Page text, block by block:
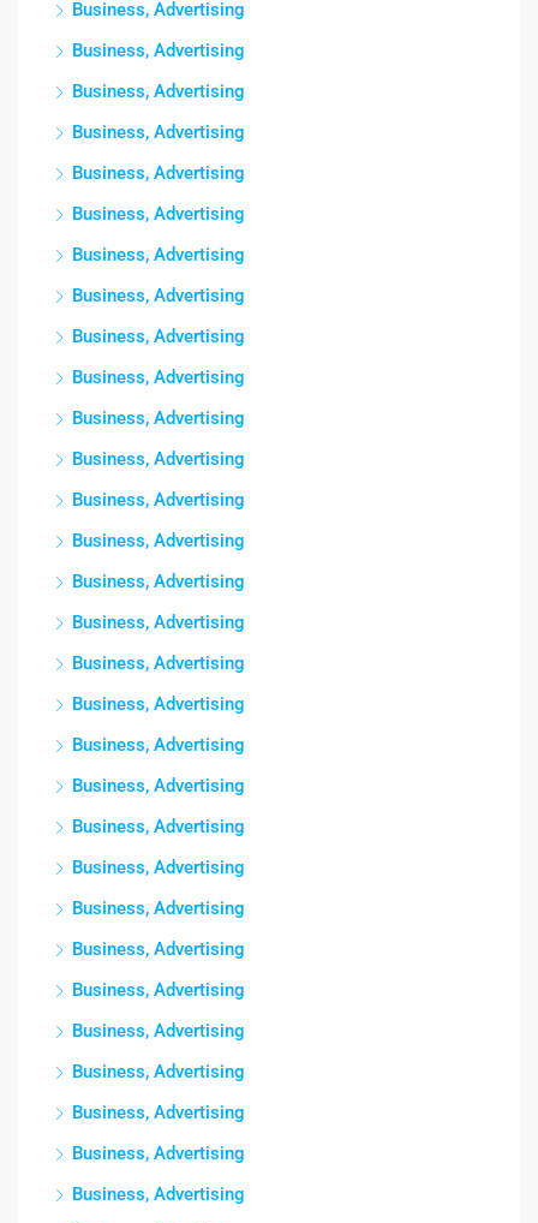
Business, Advertising
Business, Advertising
Business, Advertising
Business, Advertising
Business, Advertising
Business, Advertising
Business, Advertising
Business, Advertising
Business, Advertising
Business, Advertising
Business, Advertising
Business, Advertising
Business, Advertising
Business, Advertising
Business, Advertising
Business, Advertising
Business, Advertising
Business, Advertising
Business, Advertising
Business, Advertising
Business, Advertising
Business, Advertising
Business, Advertising
Business, Advertising
Business, Advertising
Business, Advertising
Business, Advertising
Business, Advertising
Business, Advertising
Business, Advertising